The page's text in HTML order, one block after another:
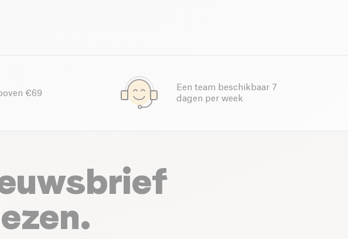
€69
Een team beschikbaar 7
dagen per week